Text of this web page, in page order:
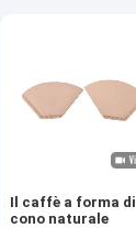
Il caffè a forma di
cono naturale